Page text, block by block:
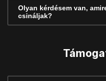
Olyan kérdésem van,
csináljak?